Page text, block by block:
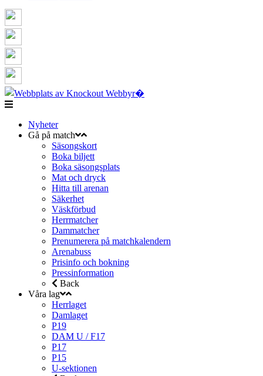
Nyheter
Gå på match
Säsongskort
Boka biljett
Boka säsongsplats
Mat och dryck
Hitta till arenan
Säkerhet
Väskförbud
Herrmatcher
Dammatcher
Prenumerera på matchkalendern
Arenabuss
Prisinfo och bokning
Pressinformation
Back
Våra lag
Herrlaget
Damlaget
P19
DAM U / F17
P17
P15
U-sektionen